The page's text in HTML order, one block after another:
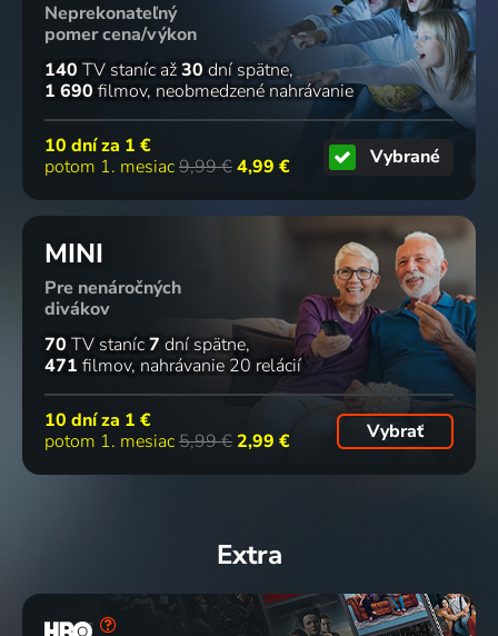
Neprekonateľný
pomer cena/výkon
140 TV staníc až30 dní spätne
1 690 filmov neobmedzené nahrávanie
10 dní za 1 €
potom 1. mesiac9,99 €4,99 € Vybrané
MINI
Pre nenáročných
divákov
70 TV staníc7 dní spätne
471 filmov nahrávanie 20 relácií
10 dní za 1 €
potom 1. mesiac5,99 € 2,99 € Vybrať
Extra